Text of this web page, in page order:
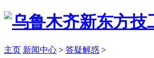
主页 新闻中心 > 答疑解惑 >